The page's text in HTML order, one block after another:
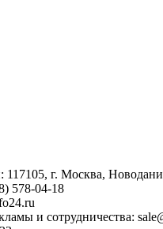
117105, г. Москва,
578-04-18
и сотрудничества: